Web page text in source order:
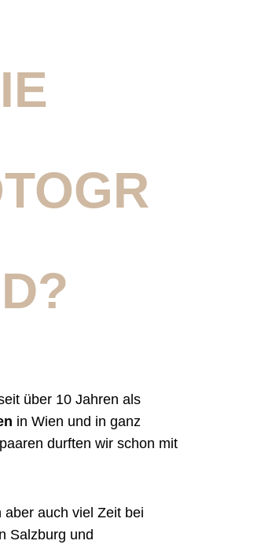
über 10 Jahren als
in Wien und in ganz
durften wir schon mit
auch viel Zeit bei
Salzburg und